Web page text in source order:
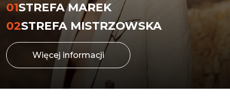
01STREFA MAREK
02STREFA MISTRZOWSKA
Więcej informacji